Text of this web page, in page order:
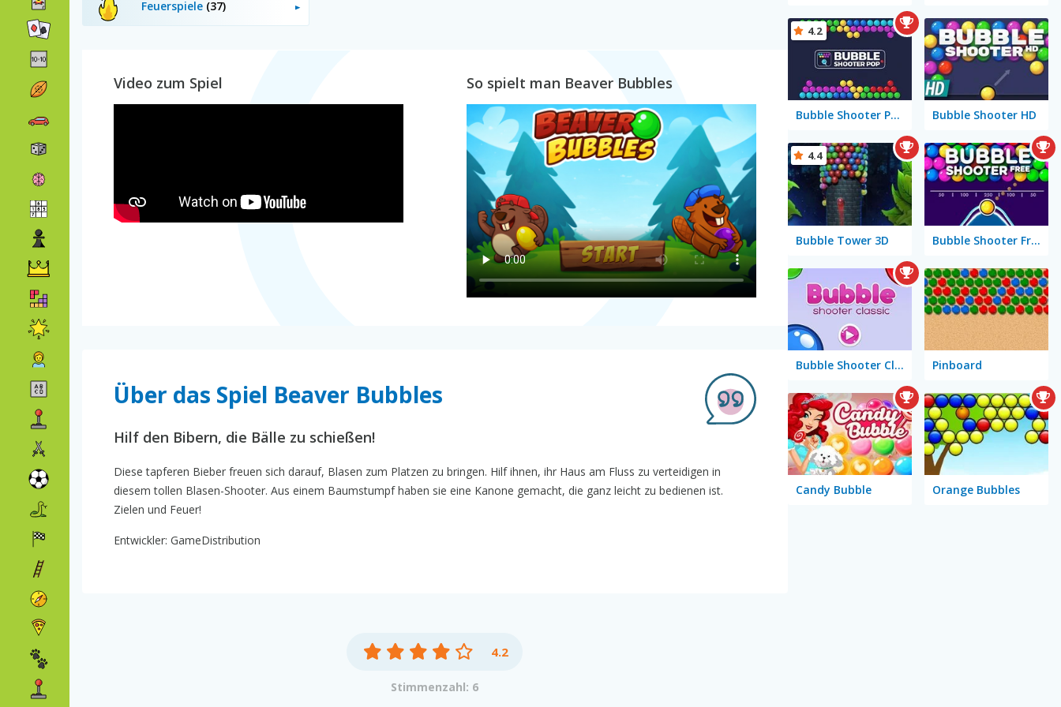
Feuerspiele (37)
Video zum Spiel So spielt man Beaver Bubbles
Über das Spiel Beaver Bubbles
Hilf den Bibern, die Bälle zu schießen!
Diese tapferen Bieber freuen sich darauf, Blasen zum Platzen zu bringen. Hilf ihnen, ihr Haus am Fluss zu verteidigen in
diesem tollen Blasen-Shooter. Aus einem Baumstumpf haben sie eine Kanone gemacht, die ganz leicht zu bedienen ist.
Zielen und Feuer!
Entwickler: GameDistribution
4.2
Stimmenzahl: 6
Bubble Shooter Pop
4.2
Bubble Shooter HD
Bubble Tower 3D
4.4
Bubble Shooter Free
Bubble Shooter Classic Pinboard
Candy Bubble Orange Bubbles